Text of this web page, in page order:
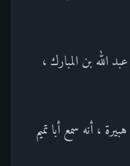
الله بن المبارك ،
، أنه سمع أبا تميم